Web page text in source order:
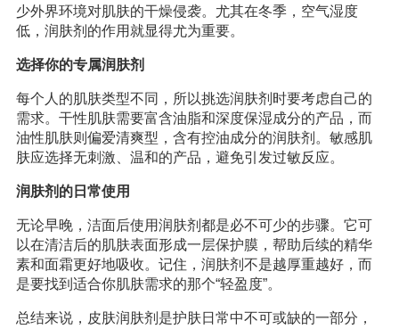
少外界环境对肌肤的干燥侵袭。尤其在冬季，空气湿度
低，润肤剂的作用就显得尤为重要。
选择你的专属润肤剂
每个人的肌肤类型不同，所以挑选润肤剂时要考虑自己的
需求。干性肌肤需要富含油脂和深度保湿成分的产品，而
油性肌肤则偏爱清爽型，含有控油成分的润肤剂。敏感肌
肤应选择无刺激、温和的产品，避免引发过敏反应。
润肤剂的日常使用
无论早晚，洁面后使用润肤剂都是必不可少的步骤。它可
以在清洁后的肌肤表面形成一层保护膜，帮助后续的精华
素和面霜更好地吸收。记住，润肤剂不是越厚重越好，而
是要找到适合你肌肤需求的那个“轻盈度”。
总结来说，皮肤润肤剂是护肤日常中不可或缺的一部分，